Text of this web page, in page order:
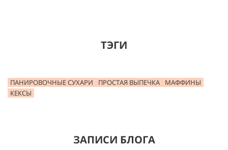
ТЭГИ
ПАНИРОВОЧНЫЕ СУХАРИ ПРОСТАЯ ВЫПЕЧКА
МАФФИНЫ
КЕКСЫ
ЗАПИСИ БЛОГА